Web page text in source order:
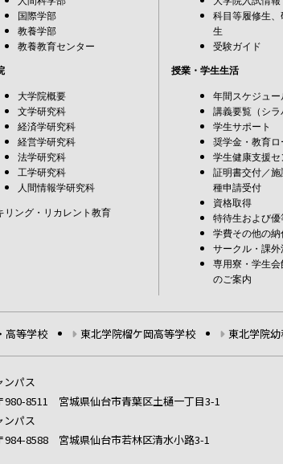
国際学部
教養学部
教養教育センター
大学院概要
文学研究科
経済学研究科
経営学研究科
法学研究科
工学研究科
人間情報学研究科
リング・リカレント教育
科目等履修生
生
受験ガイド
授業・学生生活
年間スケジュー
講義要覧（シラ
学生サポート
奨学金・教育ロ
学生健康支援セ
証明書交付／
種申請受付
資格取得
特待生および
学費その他の
サークル・課
専用寮・学生会
のご案内
高等学校 東北学院榴ケ岡高等学校 東北学院
ンパス
980-8511 宮城県仙台市青葉区土樋一丁目3-1
ンパス
984-8588 宮城県仙台市若林区清水小路3-1